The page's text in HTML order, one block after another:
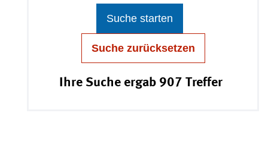
Suche starten
Suche zurücksetzen
Ihre Suche ergab 907 Treffer